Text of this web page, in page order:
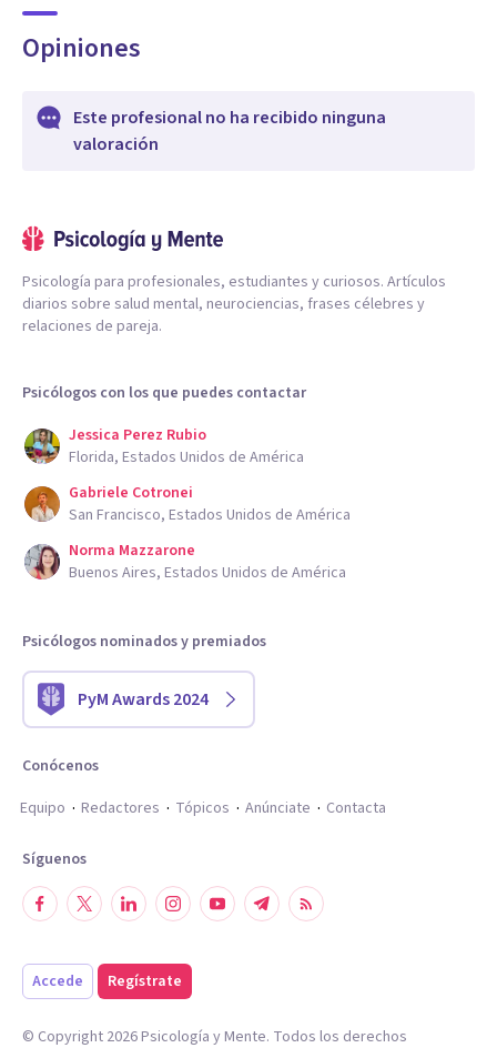
Opiniones
Este profesional no ha recibido ninguna
valoración
Psicología para profesionales, estudiantes y curiosos. Artículos
diarios sobre salud mental, neurociencias, frases célebres y
relaciones de pareja.
Psicólogos con los que puedes contactar
Jessica Perez Rubio
Florida, Estados Unidos de América
Gabriele Cotronei
San Francisco, Estados Unidos de América
Norma Mazzarone
Buenos Aires, Estados Unidos de América
Psicólogos nominados y premiados
PyM Awards 2024
Conócenos
Equipo
Redactores Tópicos Anúnciate Contacta
Síguenos
Accede Regístrate
© Copyright 2026Psicología y Mente. Todos los derechos